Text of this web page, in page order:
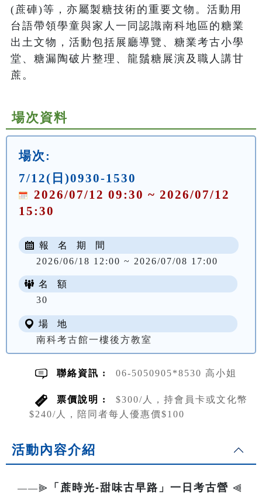
(蔗硨)等，亦屬製糖技術的重要文物。活動用
台語帶領學童與家人一同認識南科地區的糖業
出土文物，活動包括展廳導覽、糖業考古小學
堂、糖漏陶破片整理、龍鬚糖展演及職人講甘
蔗。
場次資料
場次:
7/12(日)0930-1530
2026/07/12 09:30 ~ 2026/07/12
15:30
報 名 期 間
2026/06/18 12:00 ~ 2026/07/08 17:00
名 額
30
場 地
南科考古館一樓後方教室
聯絡資訊 : 06-5050905*8530 高小姐
票價說明 :
$300/人，持會員卡或文化幣
$240/人，陪同者每人優惠價$100
活動內容介紹
——⫸ 「蔗時光-甜味古早路」一日考古營 ⫷